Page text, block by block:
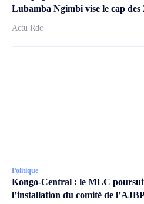
Lubamba Ngimbi vise le cap des
Actu Rdc
Politique
Kongo-Central : le MLC
l’installation du comité de